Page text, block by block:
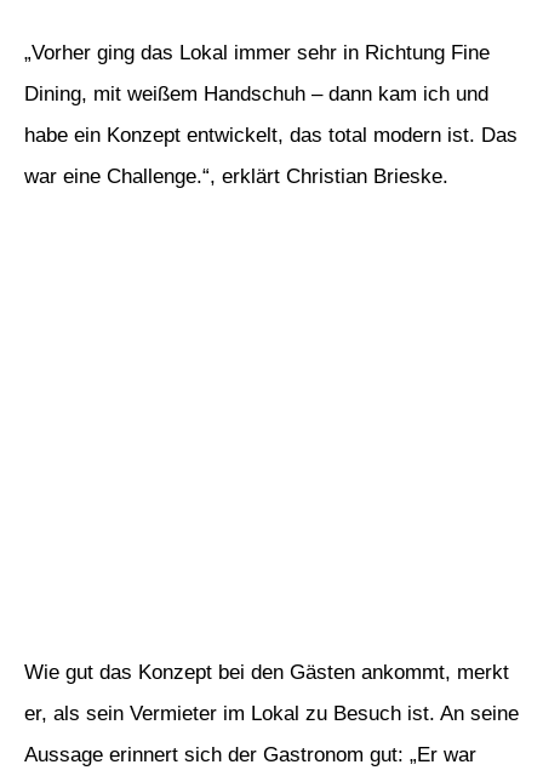
„Vorher ging das Lokal immer sehr in Richtung Fine
Dining, mit weißem Handschuh – dann kam ich und
habe ein Konzept entwickelt, das total modern ist. Das
war eine Challenge.“, erklärt Christian Brieske.
Wie gut das Konzept bei den Gästen ankommt, merkt
er, als sein Vermieter im Lokal zu Besuch ist. An seine
Aussage erinnert sich der Gastronom gut: „Er war